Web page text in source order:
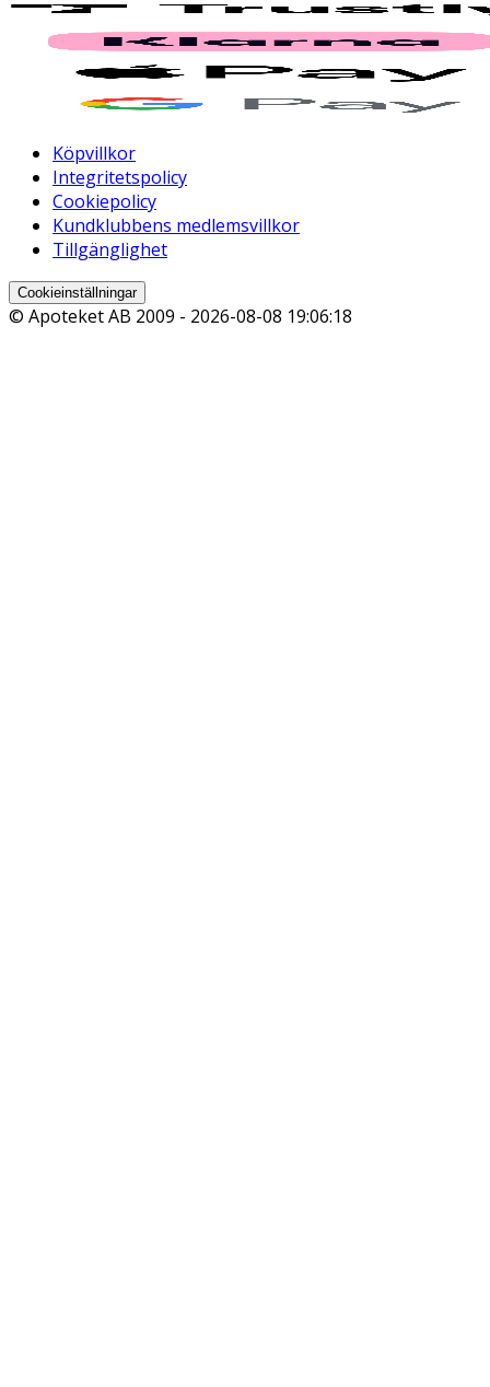
Köpvillkor
Integritetspolicy
Cookiepolicy
Kundklubbens medlemsvillkor
Tillgänglighet
Cookieinställningar
© Apoteket AB 2009 - 2026-08-08 19:06:18